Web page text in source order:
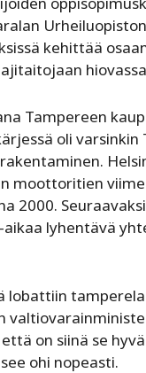
kehittää
Tampereen
oli varsinkin
moottoritien
2000.
lyhentävä
lobattiin
on siinä se
ohi nopeasti.